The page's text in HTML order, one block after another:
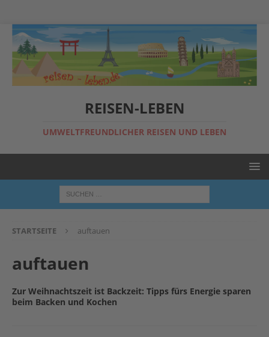
REISEN-LEBEN
UMWELTFREUNDLICHER REISEN UND LEBEN
STARTSEITE auftauen
auftauen
Zur Weihnachtszeit ist Backzeit: Tipps fürs Energie sparen
beim Backen und Kochen